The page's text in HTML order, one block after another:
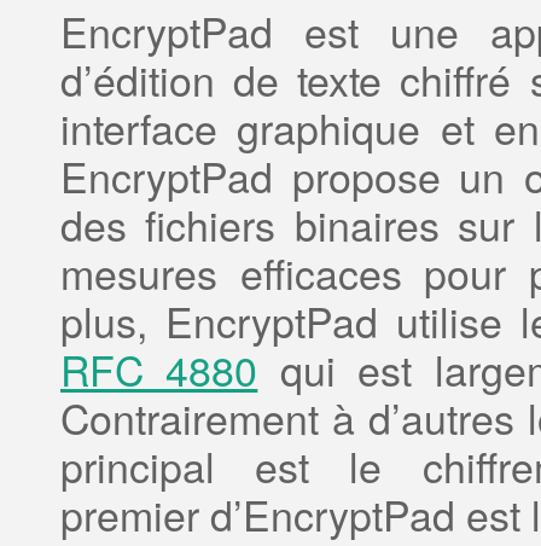
EncryptPad est une
d’édition de texte
interface graphique et
EncryptPad propose un
des fichiers binaires
mesures efficaces pour
plus, EncryptPad utilise
RFC 4880 qui est
Contrairement à
principal est le
premier d’EncryptPad